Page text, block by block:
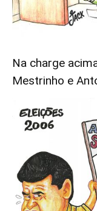
Na charge
Mestrinho e